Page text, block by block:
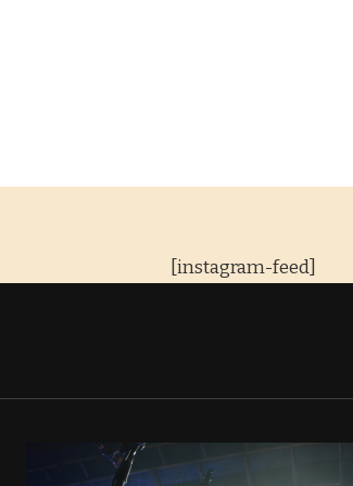
[instagram-feed]